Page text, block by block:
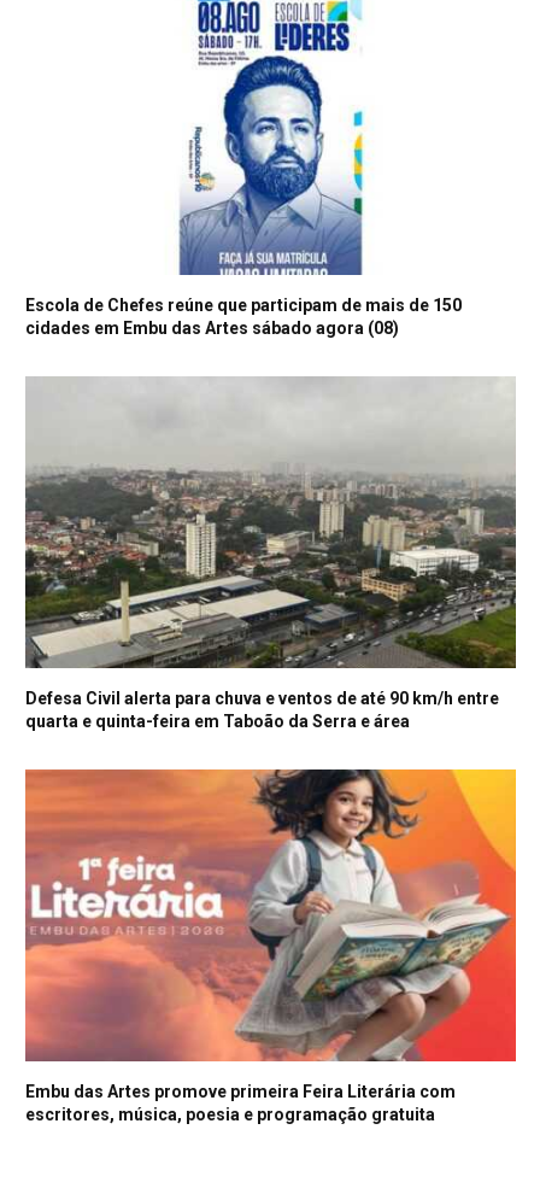
Escola de Chefes reúne que participam de mais de 150
cidades em Embu das Artes sábado agora (08)
Defesa Civil alerta para chuva e ventos de até 90 km/h entre
quarta e quinta-feira em Taboão da Serra e área
Embu das Artes promove primeira Feira Literária com
escritores, música, poesia e programação gratuita